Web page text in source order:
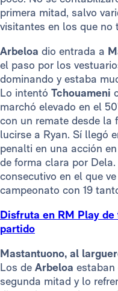
primera mitad, salvo
visitantes en los que no
Arbeloa dio entrada a
el paso por los
dominando y estaba
Lo intentó Tchouameni
marchó elevado en el
con un remate desde la
lucirse a Ryan. Sí llegó
penalti en una acción
de forma clara por
consecutivo en el que
campeonato con 19
Disfruta en RM Play
partido
Mastantuono, al
Los de Arbeloa estaban
segunda mitad y lo